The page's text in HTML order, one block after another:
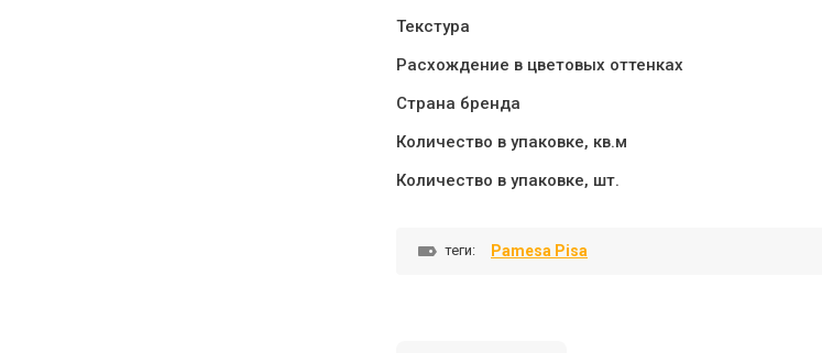
Текстура
Расхождение в цветовых оттенках
Страна бренда
Количество в упаковке, кв.м
Количество в упаковке, шт.
теги: Pamesa Pisa